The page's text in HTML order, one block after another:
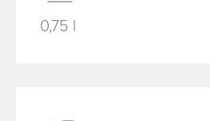
0,75 l